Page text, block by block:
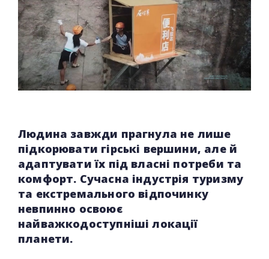
Людина завжди прагнула не лише
підкорювати гірські вершини, але й
адаптувати їх під власні потреби та
комфорт. Сучасна індустрія туризму
та екстремального відпочинку
невпинно освоює
найважкодоступніші локації
планети.